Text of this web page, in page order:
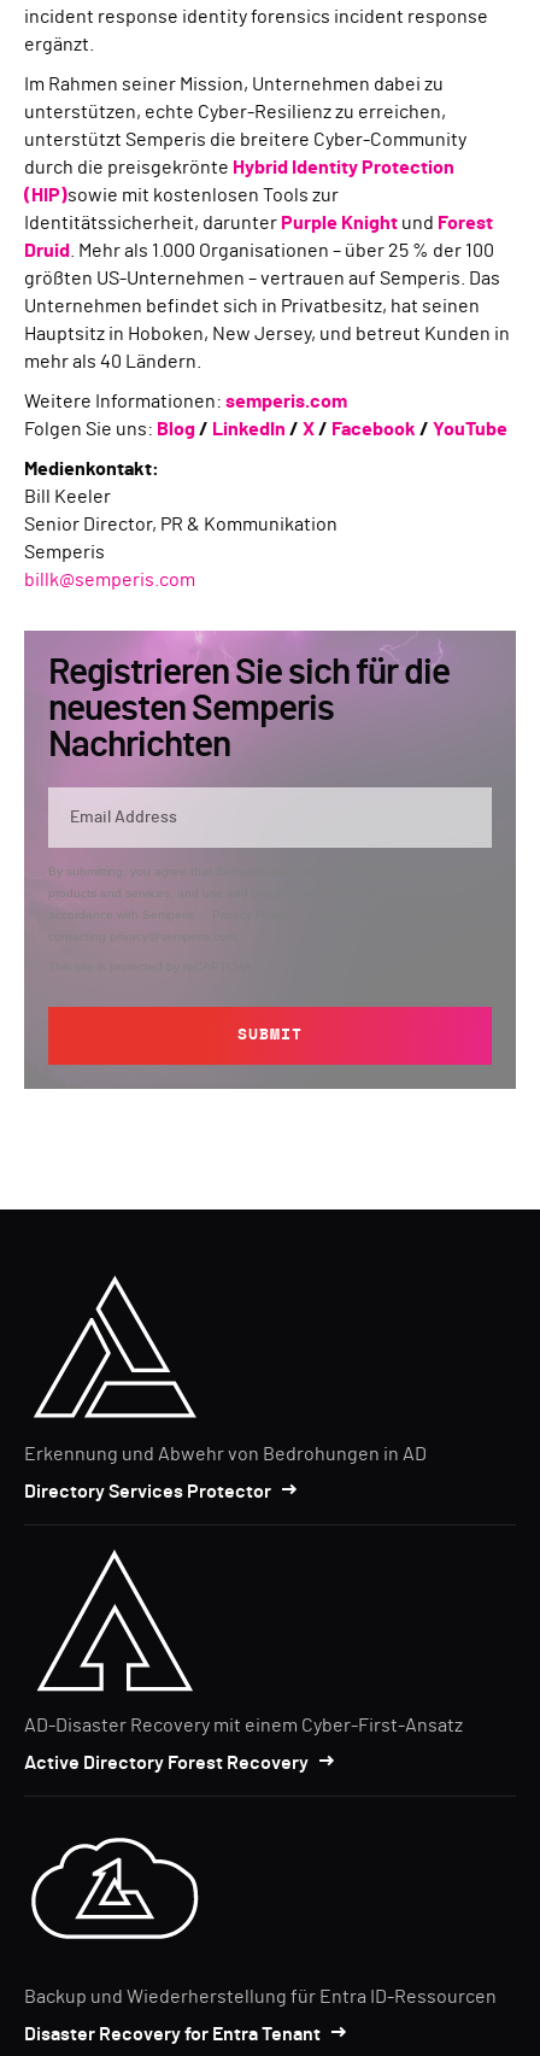
incident response identity forensics incident response
ergänzt.
Im Rahmen seiner Mission, Unternehmen dabei zu
unterstützen, echte Cyber-Resilienz zu erreichen,
unterstützt Semperis die breitere Cyber-Community
durch die preisgekrönte Hybrid Identity Protection
(HIP)sowie mit kostenlosen Tools zur
Identitätssicherheit, darunter Purple Knight und Forest
Druid
. Mehr als 1.000 Organisationen – über 25 % der 100
größten US-Unternehmen – vertrauen auf Semperis. Das
Unternehmen befindet sich in Privatbesitz, hat seinen
Hauptsitz in Hoboken, New Jersey, und betreut Kunden in
mehr als 40 Ländern.
Weitere Informationen: semperis.com
Folgen Sie uns: Blog/ LinkedIn / X/ Facebook / YouTube
Medienkontakt:
Bill Keeler
Senior Director, PR & Kommunikation
Semperis
billk@semperis.com
Registrieren Sie sich für die
neuesten Semperis
Nachrichten
By submitting, you agree that Semperis may send you information regarding its
products and services, and use and process your personal information in
accordance with Semperis’
contacting privacy@semperis.com.
SUBMIT
Erkennung und Abwehr von Bedrohungen in AD
Directory Services Protector
AD-Disaster Recovery mit einem Cyber-First-Ansatz
Active Directory Forest Recovery
Backup und Wiederherstellung für Entra ID-Ressourcen
Disaster Recovery for Entra Tenant